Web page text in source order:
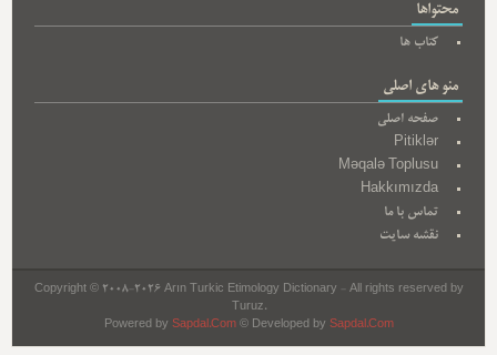
محتواها
کتاب ها
منو های اصلی
صفحه اصلی
Pitiklər
Məqalə Toplusu
Hakkımızda
تماس با ما
نقشه سایت
Copyright © 2008-2026 Arın Turkic Etimology Dictionary - All rights reserved by
Turuz.
Powered by Sapdal.Com© Developed by Sapdal.Com